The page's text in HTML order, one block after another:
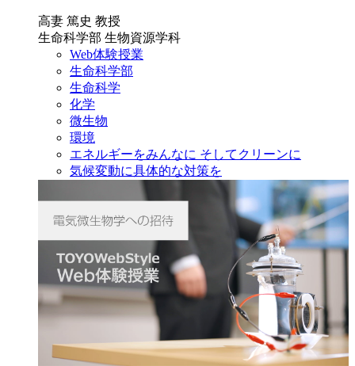
高妻 篤史 教授
生命科学部 生物資源学科
Web体験授業
生命科学部
生命科学
化学
微生物
環境
エネルギーをみんなに そしてクリーンに
気候変動に具体的な対策を